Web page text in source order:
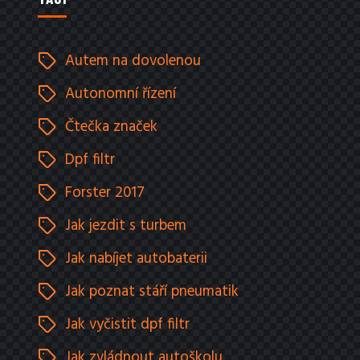
Autem na dovolenou
Autonomní řízení
Čtečka značek
Dpf filtr
Forster 2017
Jak jezdit s turbem
Jak nabíjet autobaterii
Jak poznat stáří pneumatik
Jak vyčistit dpf filtr